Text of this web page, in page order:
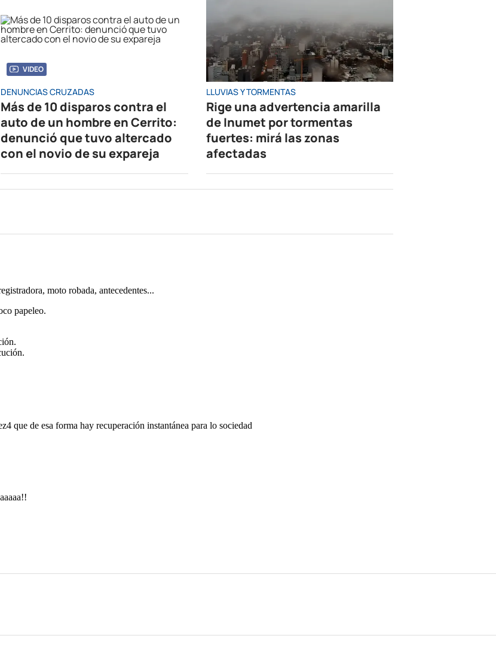
VIDEO
DENUNCIAS CRUZADAS
Más de 10 disparos contra el
auto de un hombre en Cerrito:
denunció que tuvo altercado
con el novio de su expareja
LLUVIAS Y TORMENTAS
Rige una advertencia amarilla
de Inumet por tormentas
fuertes: mirá las zonas
afectadas